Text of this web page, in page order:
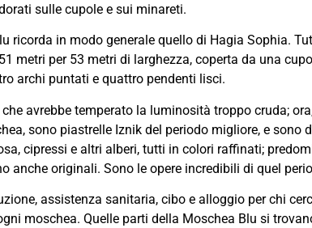
sulle cupole e sui minareti.
ricorda in modo generale quello di Hagia Sophia.
metri per 53 metri di larghezza, coperta da una
archi puntati e quattro pendenti lisci.
avrebbe temperato la luminosità troppo cruda;
sono piastrelle Iznik del periodo migliore, e sono
cipressi e altri alberi, tutti in colori raffinati;
anche originali. Sono le opere incredibili di quel
assistenza sanitaria, cibo e alloggio per chi
moschea. Quelle parti della Moschea Blu si